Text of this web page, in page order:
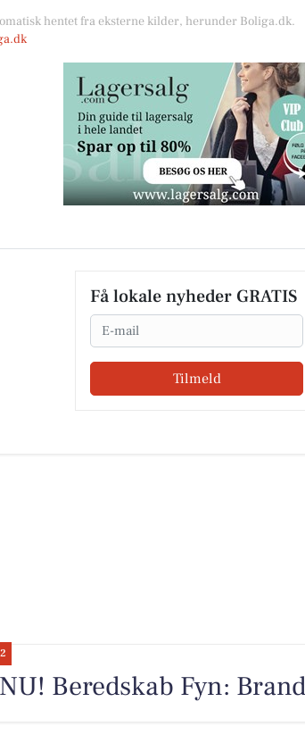
hentet fra eksterne kilder, herunder Boliga.dk.
Få lokale nyheder GRATIS
Email
Tilmeld
Beredskab Fyn: